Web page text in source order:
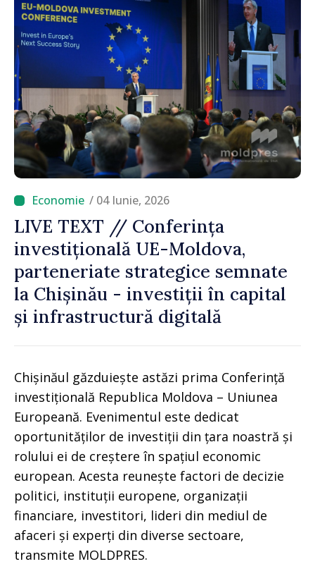
/ 04 Iunie, 2026
LIVE TEXT // Conferința
investițională UE-Moldova,
parteneriate strategice semnate
la Chișinău - investiții în capital
și infrastructură digitală
Chișinăul găzduiește astăzi prima Conferință
investițională Republica Moldova – Uniunea
Europeană. Evenimentul este dedicat
oportunităților de investiții din țara noastră și
rolului ei de creștere în spațiul economic
european. Acesta reunește factori de decizie
politici, instituții europene, organizații
financiare, investitori, lideri din mediul de
afaceri și experți din diverse sectoare,
transmite MOLDPRES.